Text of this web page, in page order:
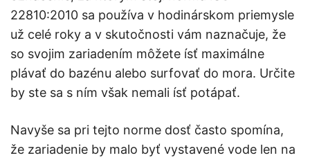
22810:2010 sa používa v hodinárskom priemysle
už celé roky a v skutočnosti vám naznačuje, že
so svojim zariadením môžete ísť maximálne
plávať do bazénu alebo surfovať do mora. Určite
by ste sa s ním však nemali ísť potápať.
Navyše sa pri tejto norme dosť často spomína,
že zariadenie by malo byť vystavené vode len na